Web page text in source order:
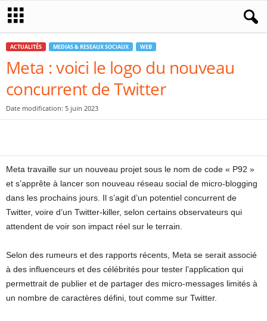
ACTUALITÉS MEDIAS & RESEAUX SOCIAUX WEB
Meta : voici le logo du nouveau
concurrent de Twitter
Date modification: 5 juin 2023
Meta travaille sur un nouveau projet sous le nom de code « P92 »
et s’apprête à lancer son nouveau réseau social de micro-blogging
dans les prochains jours. Il s’agit d’un potentiel concurrent de
Twitter, voire d’un Twitter-killer, selon certains observateurs qui
attendent de voir son impact réel sur le terrain.
Selon des rumeurs et des rapports récents, Meta se serait associé
à des influenceurs et des célébrités pour tester l’application qui
permettrait de publier et de partager des micro-messages limités à
un nombre de caractères défini, tout comme sur Twitter.